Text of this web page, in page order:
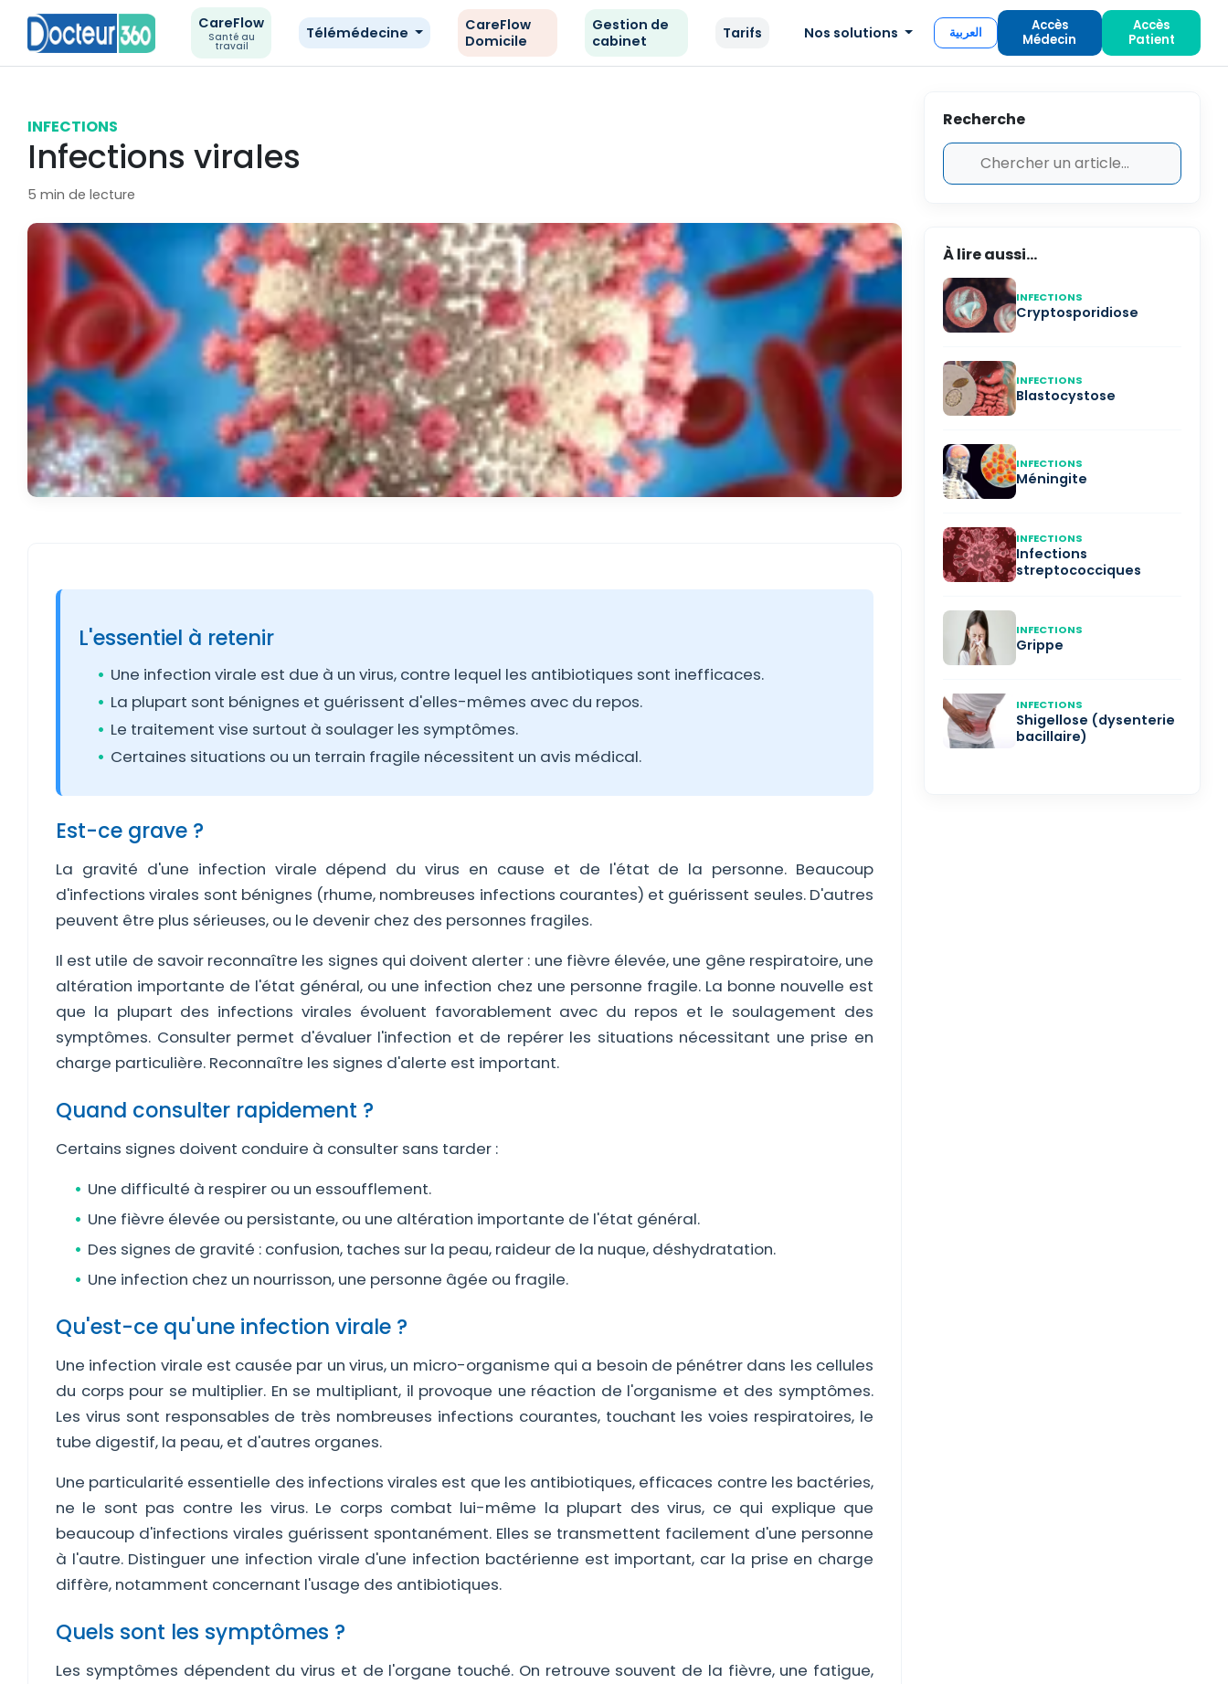
CareFlow
Santé au
travail
Télémédecine
CareFlow
Domicile
Gestion de
cabinet
Tarifs Nos solutions العربية
Accès
Médecin
Accès
Patient
INFECTIONS
Infections virales
5 min de lecture
L'essentiel à retenir
Une infection virale est due à un virus, contre lequel les antibiotiques sont inefficaces.
La plupart sont bénignes et guérissent d'elles-mêmes avec du repos.
Le traitement vise surtout à soulager les symptômes.
Certaines situations ou un terrain fragile nécessitent un avis médical.
Est-ce grave ?
La gravité d'une infection virale dépend du virus en cause et de l'état de la personne. Beaucoup
d'infections virales sont bénignes (rhume, nombreuses infections courantes) et guérissent seules. D'autres
peuvent être plus sérieuses, ou le devenir chez des personnes fragiles.
Il est utile de savoir reconnaître les signes qui doivent alerter : une fièvre élevée, une gêne respiratoire, une
altération importante de l'état général, ou une infection chez une personne fragile. La bonne nouvelle est
que la plupart des infections virales évoluent favorablement avec du repos et le soulagement des
symptômes. Consulter permet d'évaluer l'infection et de repérer les situations nécessitant une prise en
charge particulière. Reconnaître les signes d'alerte est important.
Quand consulter rapidement ?
Certains signes doivent conduire à consulter sans tarder :
Une difficulté à respirer ou un essoufflement.
Une fièvre élevée ou persistante, ou une altération importante de l'état général.
Des signes de gravité : confusion, taches sur la peau, raideur de la nuque, déshydratation.
Une infection chez un nourrisson, une personne âgée ou fragile.
Qu'est-ce qu'une infection virale ?
Une infection virale est causée par un virus, un micro-organisme qui a besoin de pénétrer dans les cellules
du corps pour se multiplier. En se multipliant, il provoque une réaction de l'organisme et des symptômes.
Les virus sont responsables de très nombreuses infections courantes, touchant les voies respiratoires, le
tube digestif, la peau, et d'autres organes.
Une particularité essentielle des infections virales est que les antibiotiques, efficaces contre les bactéries,
ne le sont pas contre les virus. Le corps combat lui-même la plupart des virus, ce qui explique que
beaucoup d'infections virales guérissent spontanément. Elles se transmettent facilement d'une personne
à l'autre. Distinguer une infection virale d'une infection bactérienne est important, car la prise en charge
diffère, notamment concernant l'usage des antibiotiques.
Quels sont les symptômes ?
Les symptômes dépendent du virus et de l'organe touché. On retrouve souvent de la fièvre, une fatigue,
Recherche
À lire aussi...
INFECTIONS
Cryptosporidiose
INFECTIONS
Blastocystose
INFECTIONS
Méningite
INFECTIONS
Infections
streptococciques
INFECTIONS
Grippe
INFECTIONS
Shigellose (dysenterie
bacillaire)